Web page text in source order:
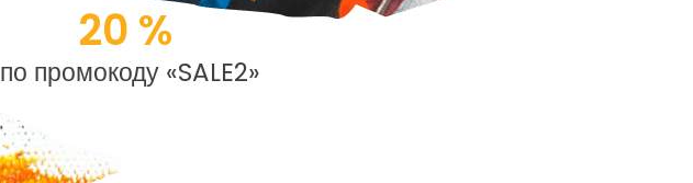
20 %
по промокоду «SALE2»